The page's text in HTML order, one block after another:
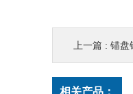
上一篇 : 锚盘
相关产品：